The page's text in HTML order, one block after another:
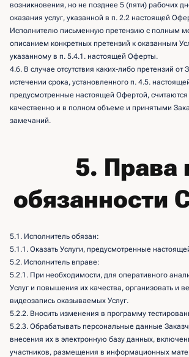
возникновения, но не позднее 5 (пяти) рабочих
оказания услуг, указанной в п. 2.2 настоящей
Исполнителю письменную претензию с полным
описанием конкретных претензий к оказанным
указанному в п. 5.4.1. настоящей Оферты.
4.6. В случае отсутствия каких-либо претензий от
истечении срока, установленного п. 4.5.
предусмотренные настоящей Офертой,
качественно и в полном объеме и принятыми
замечаний.
5. Права
обязанности
5.1. Исполнитель обязан:
5.1.1. Оказать Услуги, предусмотренные
5.2. Исполнитель вправе:
5.2.1. При необходимости, для оперативного
Услуг и повышения их качества, организовать и
видеозапись оказываемых Услуг.
5.2.2. Вносить изменения в программу
5.2.3. Обрабатывать персональные данные
внесения их в электронную базу данных,
участников, размещения в информационных